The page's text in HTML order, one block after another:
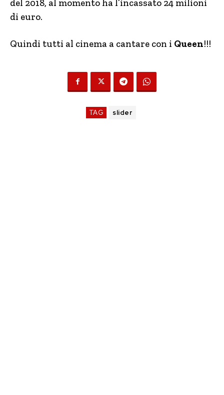
del 2018, al momento ha l’incassato 24 milioni
di euro.
Quindi tutti al cinema a cantare con i Queen!!!
TAG slider